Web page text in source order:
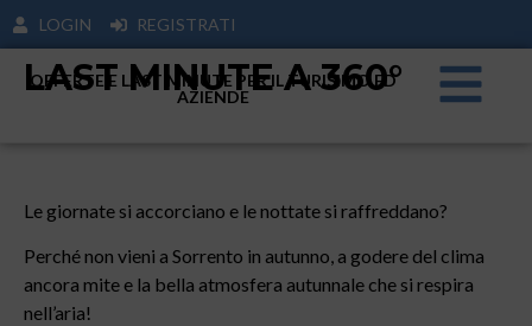
LOGIN REGISTRATI
LAST MINUTE A 360°
OFFERTE E LAST MINUTE PER IL TURISIMO ED
AZIENDE
Le giornate si accorciano e le nottate si raffreddano?
Perché non vieni a Sorrento in autunno, a godere del clima
ancora mite e la bella atmosfera autunnale che si respira
nell’aria!